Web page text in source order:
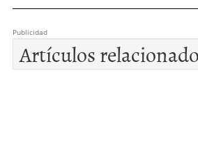
Publicidad
Artículos